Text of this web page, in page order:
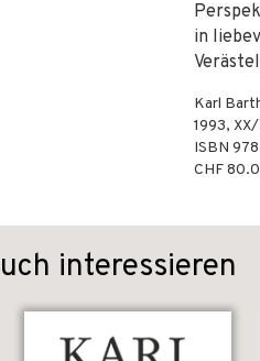
in
Karl
1993,
ISBN
CHF
interessieren